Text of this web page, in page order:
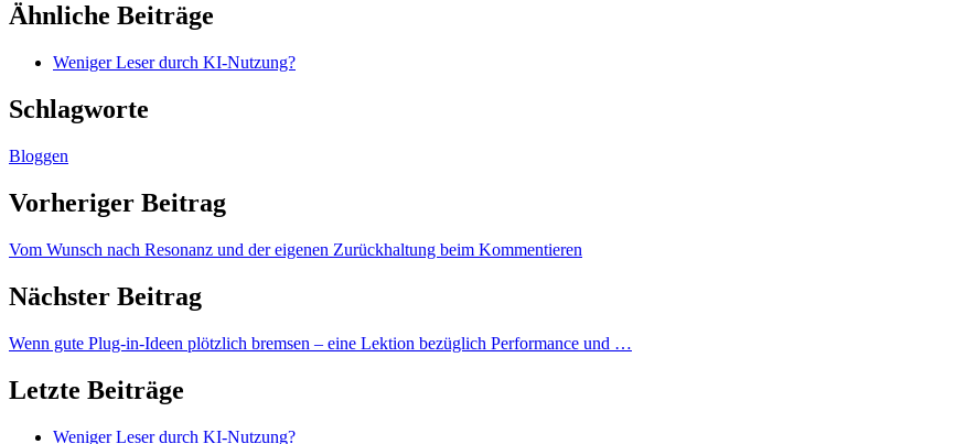
Ähnliche Beiträge
Weniger Leser durch KI-Nutzung?
Schlagworte
Bloggen
Vorheriger Beitrag
Vom Wunsch nach Resonanz und der eigenen Zurückhaltung beim Kommentieren
Nächster Beitrag
Wenn gute Plug-in-Ideen plötzlich bremsen – eine Lektion bezüglich Performance und …
Letzte Beiträge
Weniger Leser durch KI-Nutzung?